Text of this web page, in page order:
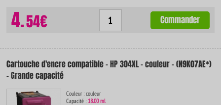
4.54€ Commander
Cartouche d'encre compatible - HP 304XL - couleur - (N9K07AE*)
- Grande capacité
Couleur : couleur
Capacité : 18.00 ml